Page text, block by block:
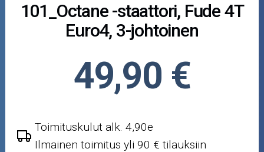
Mopoauton osat
Mönkijän osat
Puutarha ja metsä
Nastarenkaat
101_Octane -staattori, Fude 4T
Euro4, 3-johtoinen
49,90 €
Toimituskulut alk. 4,90e
Ilmainen toimitus yli 90 € tilauksiin